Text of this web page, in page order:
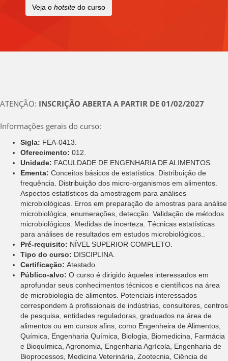
Veja o hotsite do curso
ATENÇÃO: INSCRIÇÃO ABERTA A PARTIR DE 01/02/2027
Informações gerais do curso:
Sigla: FEA-0413.
Oferecimento: 012.
Unidade: FACULDADE DE ENGENHARIA DE ALIMENTOS.
Ementa: Conceitos básicos de estatística. Distribuição de
frequência. Distribuição dos micro-organismos em alimentos.
Aspectos estatísticos da amostragem para análises
microbiológicas. Erros em preparação de amostras para análise
microbiológica, enumerações, detecção. Validação de métodos
microbiológicos. Medidas de incerteza. Técnicas estatísticas
para análises de resultados em estudos microbiológicos..
Pré-requisito: NÍVEL SUPERIOR COMPLETO.
Tipo do curso: DISCIPLINA.
Certificação: Atestado.
Público-alvo: O curso é dirigido àqueles interessados em
aprofundar seus conhecimentos técnicos e científicos na área
de microbiologia de alimentos. Potenciais interessados
correspondem à profissionais de indústrias, consultores, centros
de pesquisa, entidades reguladoras, graduados na área de
alimentos ou em cursos afins, como Engenheira de Alimentos,
Química, Engenharia Química, Biologia, Biomedicina, Farmácia
e Bioquímica, Agronomia, Engenharia Agrícola, Engenharia de
Bioprocessos, Medicina Veterinária, Zootecnia, Ciência de